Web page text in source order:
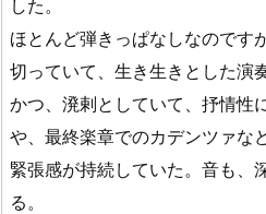
した。
ほとんど弾きっぱなしなのです
切っていて、生き生きとした演
かつ、溌剌としていて、抒情性
や、最終楽章でのカデンツァな
緊張感が持続していた。音も、
る。